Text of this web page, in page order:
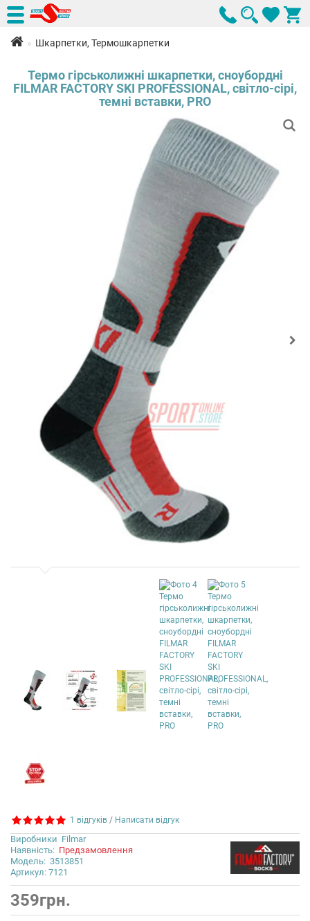
Шкарпетки, Термошкарпетки
Термо гірськолижні шкарпетки, сноубордні
FILMAR FACTORY SKI PROFESSIONAL, світло-сірі,
темні вставки, PRO
1 відгуків / Написати відгук
Виробники Filmar
Наявність: Предзамовлення
Модель: 3513851
Артикул: 7121
359грн.